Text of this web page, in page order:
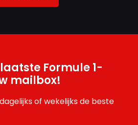
Formule 1-
mailbox!
of wekelijks de beste